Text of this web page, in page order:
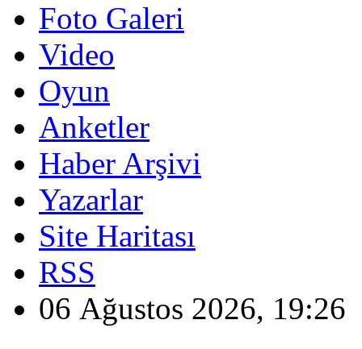
Foto Galeri
Video
Oyun
Anketler
Haber Arşivi
Yazarlar
Site Haritası
RSS
06 Ağustos 2026, 19:26